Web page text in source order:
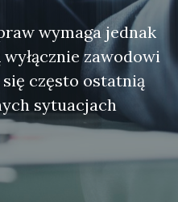
wymaga jednak
zawodowi
często ostatnią
sytuacjach